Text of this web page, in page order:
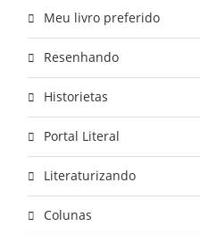
Meu livro preferido
Resenhando
Historietas
Portal Literal
Literaturizando
Colunas